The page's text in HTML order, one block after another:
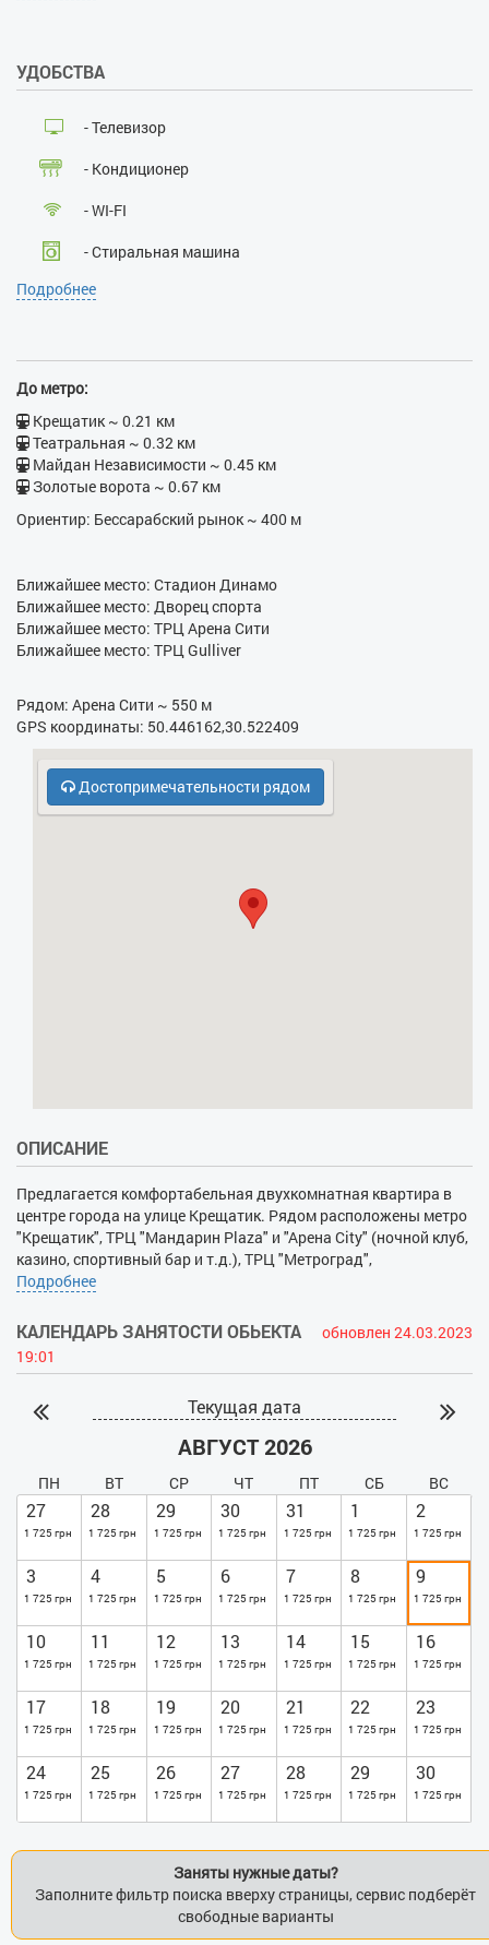
удостоверяющих личность:
УДОБСТВА
- Телевизор
- Кондиционер
- WI-FI
- Стиральная машина
- Кабельное ТВ
- Ванна
- Бойлер
- Утюг
- Электрочайник
- Кухонная плита
- Бесплатная парковка
- Охрана, консьерж
- Духовка
Подробнее
До метро:
Крещатик ~ 0.21 км
Театральная ~ 0.32 км
Майдан Независимости ~ 0.45 км
Золотые ворота ~ 0.67 км
Ориентир: Бессарабский рынок ~ 400 м
Ближайшее место: Стадион Динамо
Ближайшее место: Дворец спорта
Ближайшее место: ТРЦ Арена Сити
Ближайшее место: ТРЦ Gulliver
Рядом: Арена Сити ~ 550 м
GPS координаты: 50.446162,30.522409
Достопримечательности рядом
ОПИСАНИЕ
Предлагается комфортабельная двухкомнатная квартира в
центре города на улице Крещатик. Рядом расположены метро
"Крещатик", ТРЦ "Мандарин Plaza" и "Арена City" (ночной клуб,
казино, спортивный бар и т.д.), ТРЦ "Метроград",
Бессарабский рынок, ТРК "Глобус", круглосуточный
квартиры: полноценная спальня с двуспальной кроватью,
гостиная с двуспальным диваном, кухня полностью
укомплектована бытовыми и столовыми приборами, санузел
пакет отчетных документов.
Подробнее
КАЛЕНДАРЬ ЗАНЯТОСТИ ОБЬЕКТА
обновлен 24.03.2023
19:01
Текущая дата
АВГУСТ 2026
ПН ВТ СР ЧТ ПТ СБ ВС
27
1 725 грн
28
1 725 грн
29
1 725 грн
30
1 725 грн
31
1 725 грн
1
1 725 грн
2
1 725 грн
3
1 725 грн
4
1 725 грн
5
1 725 грн
6
1 725 грн
7
1 725 грн
8
1 725 грн
9
1 725 грн
10
1 725 грн
11
1 725 грн
12
1 725 грн
13
1 725 грн
14
1 725 грн
15
1 725 грн
16
1 725 грн
17
1 725 грн
18
1 725 грн
19
1 725 грн
20
1 725 грн
21
1 725 грн
22
1 725 грн
23
1 725 грн
24
1 725 грн
25
1 725 грн
26
1 725 грн
27
1 725 грн
28
1 725 грн
29
1 725 грн
30
1 725 грн
Заняты нужные даты?
Заполните фильтр поиска вверху страницы, сервис подберёт
свободные варианты